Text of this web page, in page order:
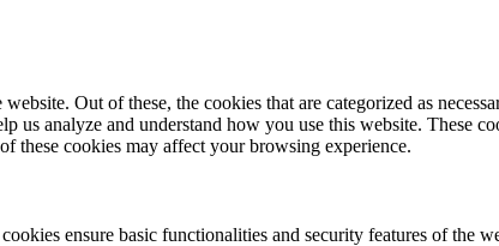
Out of these, the cookies that are categorized as
us analyze and understand how you use this website. These
these cookies may affect your browsing experience.
ensure basic functionalities and security features of the